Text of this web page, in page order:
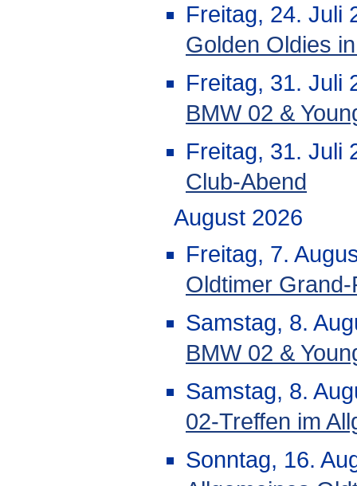
Freitag, 24. Juli
Golden Oldies
Freitag, 31. Juli
BMW 02 &
Freitag, 31. Juli
Club-Abend
August 2026
Freitag, 7.
Oldtimer
Samstag, 8.
BMW 02 &
Samstag, 8.
02-Treffen im
Sonntag, 16.